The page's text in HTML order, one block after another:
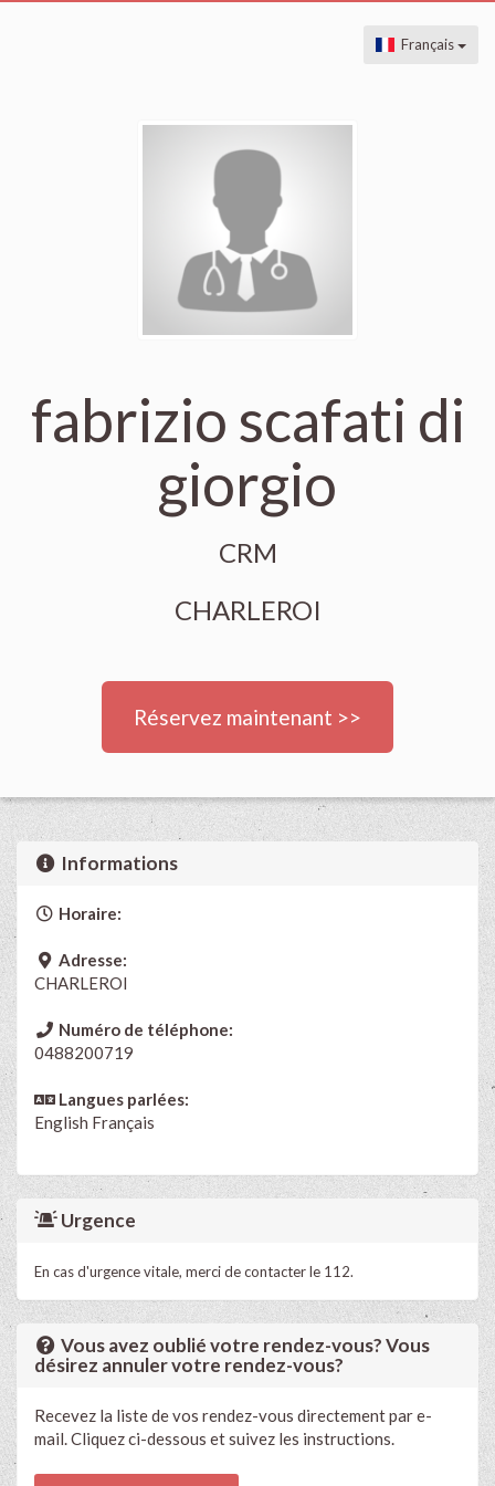
Français
fabrizio scafati di
giorgio
CRM
CHARLEROI
Réservez maintenant >>
Informations
Horaire:
Adresse:
CHARLEROI
Numéro de téléphone:
0488200719
Langues parlées:
English Français
Urgence
En cas d'urgence vitale, merci de contacter le 112.
Vous avez oublié votre rendez-vous? Vous
désirez annuler votre rendez-vous?
Recevez la liste de vos rendez-vous directement par e-
mail. Cliquez ci-dessous et suivez les instructions.